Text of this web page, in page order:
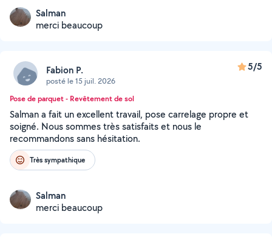
Salman
merci beaucoup
Fabion P.
posté le 15 juil. 2026
5/5
Pose de parquet - Revêtement de sol
Salman a fait un excellent travail, pose carrelage propre et
soigné. Nous sommes très satisfaits et nous le
recommandons sans hésitation.
Très sympathique
Salman
merci beaucoup